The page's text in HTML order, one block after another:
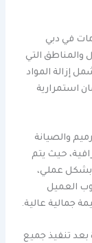
في دبي
التي
إزالة المواد
استمرارية
والصيانة
حيث يتم
بشكل عملي،
العميل
جمالية عالية.
بعد تنفيذ جميع